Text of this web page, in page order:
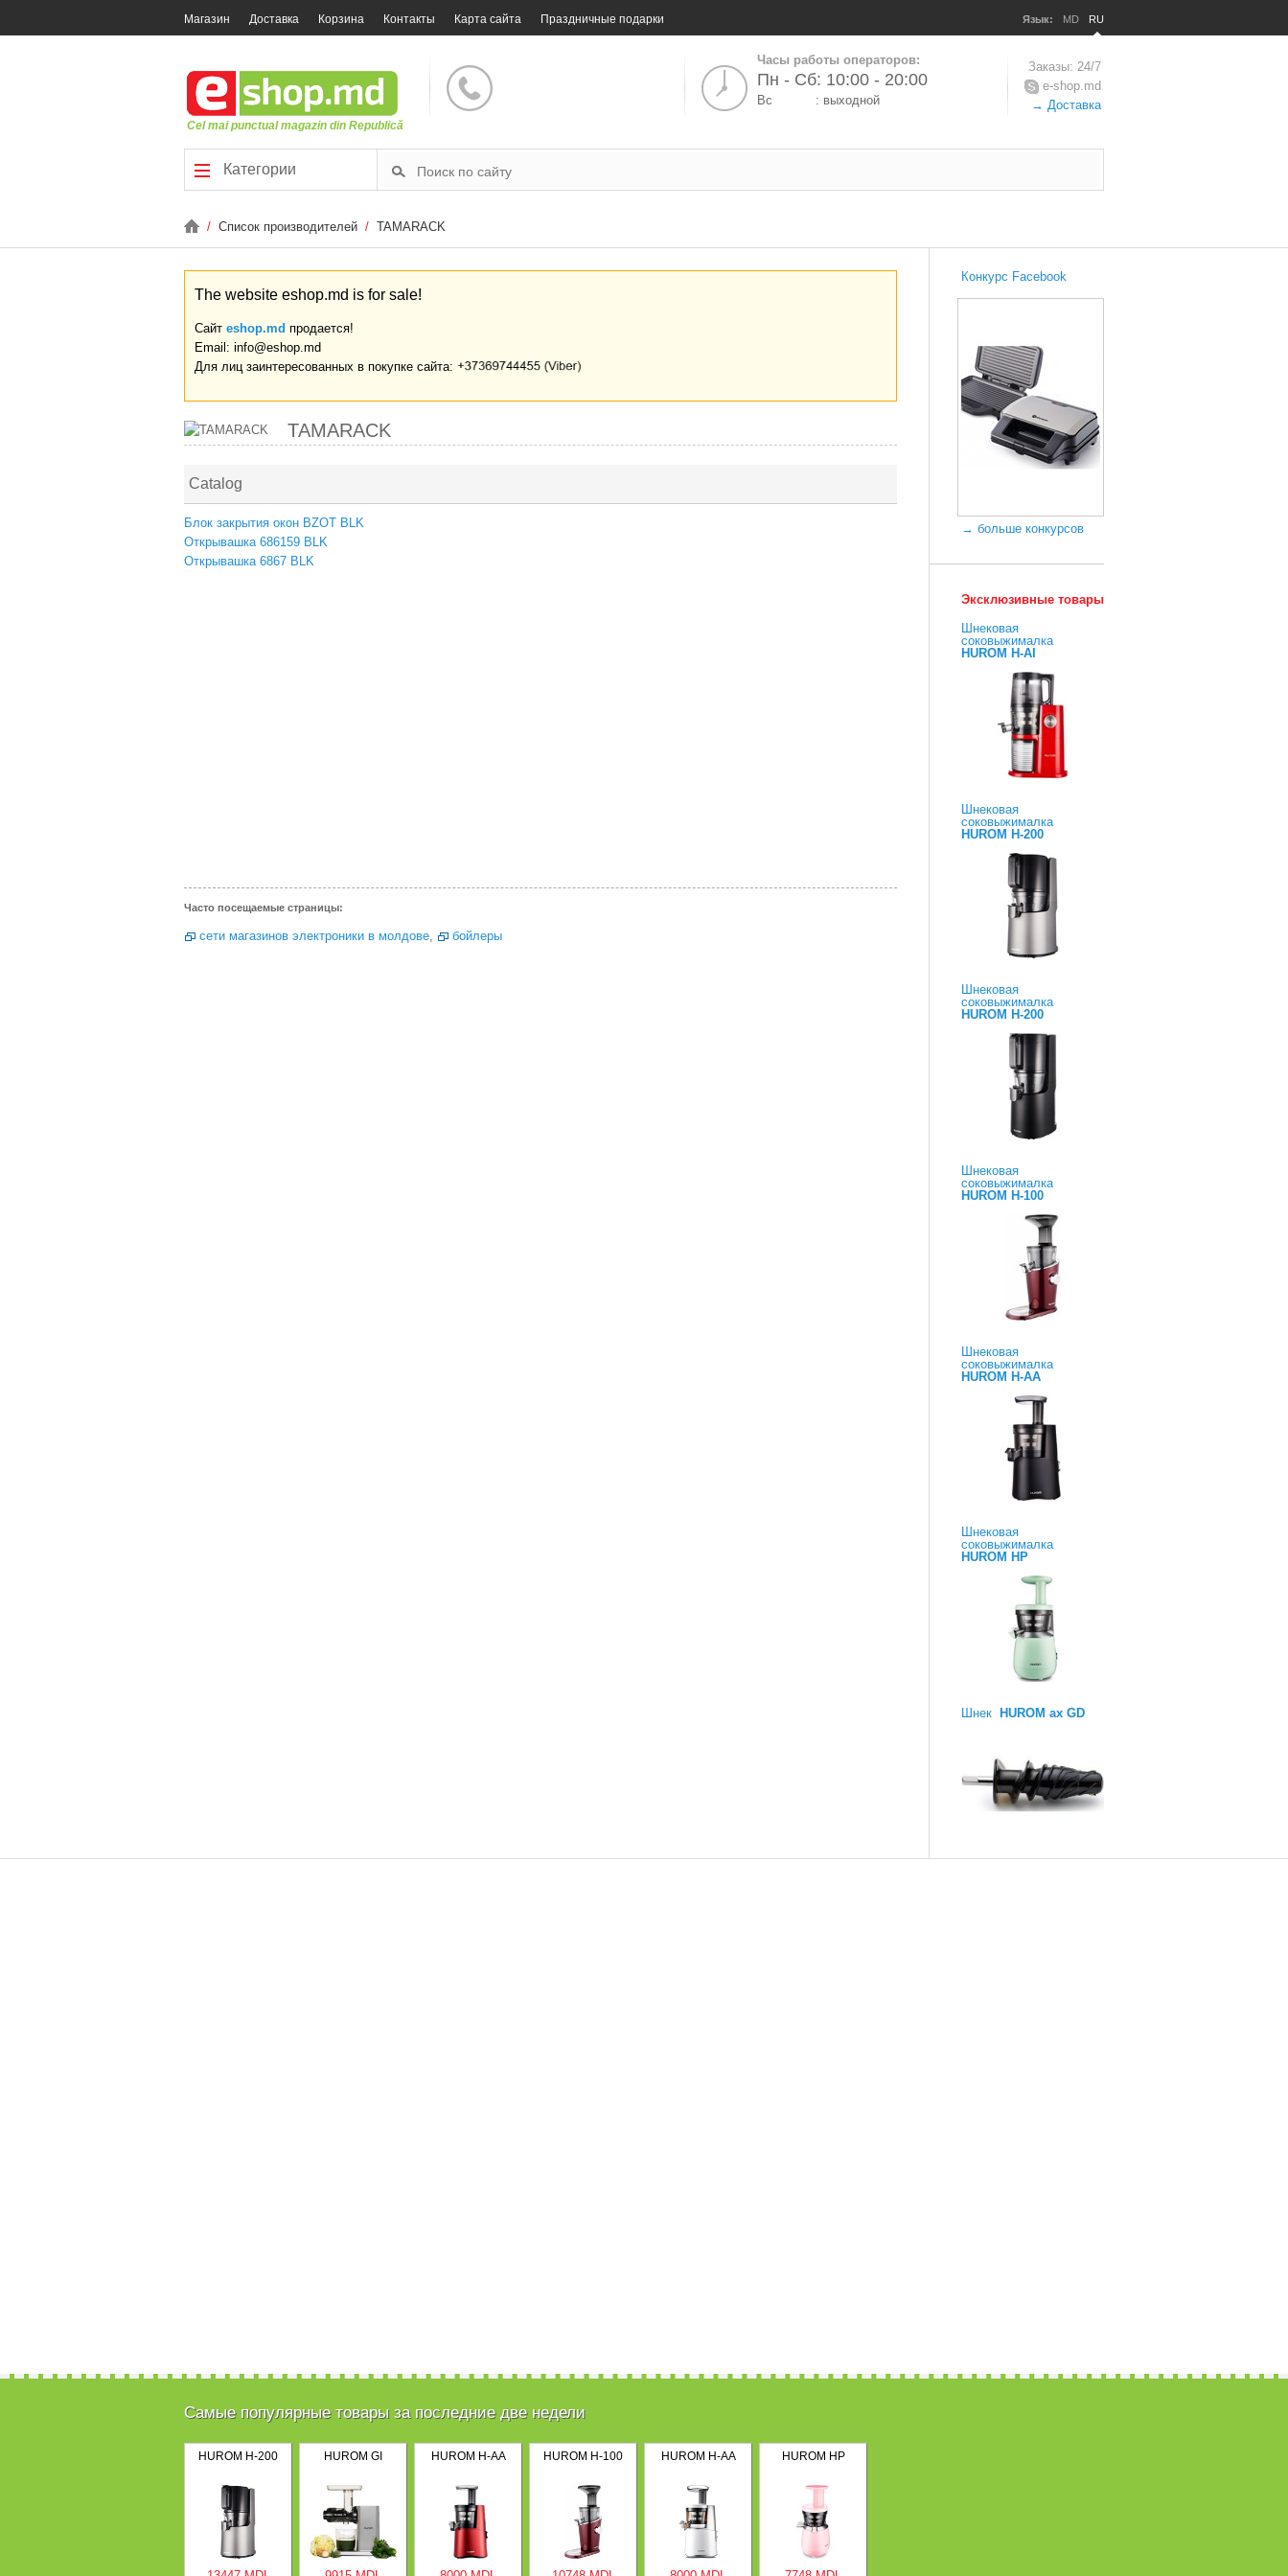
Магазин Доставка Корзина Контакты Карта сайта Праздничные подарки Язык: MD RU
Cel mai punctual magazin din Republică
Часы работы операторов:
Пн - Сб: 10:00 - 20:00
Вс : выходной
Заказы: 24/7
e-shop.md
→ Доставка
Категории
/ Список производителей / TAMARACK
The website eshop.md is for sale!
Сайт eshop.md продается!
Email: info@eshop.md
Для лиц заинтересованных в покупке сайта:
TAMARACK
Catalog
Блок закрытия окон BZOT BLK
Открывашка 686159 BLK
Открывашка 6867 BLK
Часто посещаемые страницы:
сети магазинов электроники в молдове, бойлеры
Конкурс Facebook
→ больше конкурсов
Эксклюзивные товары
Шнековая
соковыжималка
HUROM H-AI
Шнековая
соковыжималка
HUROM H-200
Шнековая
соковыжималка
HUROM H-200
Шнековая
соковыжималка
HUROM H-100
Шнековая
соковыжималка
HUROM H-AA
Шнековая
соковыжималка
HUROM HP
Шнек HUROM ax GD
Самые популярные товары за последние две недели
HUROM H-200 HUROM GI HUROM H-AA HUROM H-100 HUROM H-AA HUROM HP